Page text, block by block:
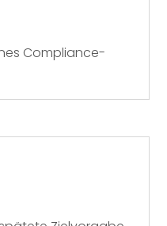
Compliance-